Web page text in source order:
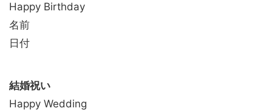
Happy Birthday
名前
日付
結婚祝い
Happy Wedding